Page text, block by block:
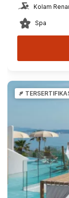
Kolam
Spa